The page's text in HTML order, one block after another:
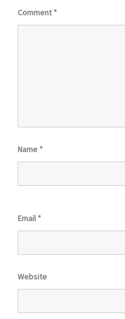
Comment*
Name *
Email*
Website